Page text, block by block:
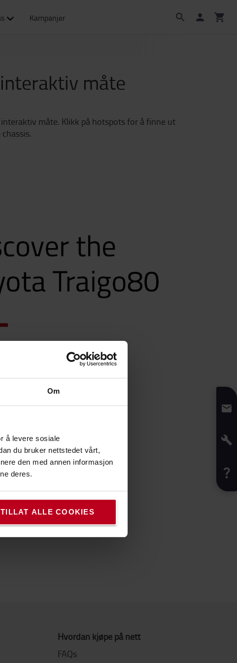
Om
å levere sosiale
du bruker nettstedet vårt,
den med annen informasjon
deres.
TILLAT ALLE COOKIES
Kampanjer
måte
måte. Klikk på hotspots for å finne ut
våre.
Hvordan kjøpe på nett
FAQs